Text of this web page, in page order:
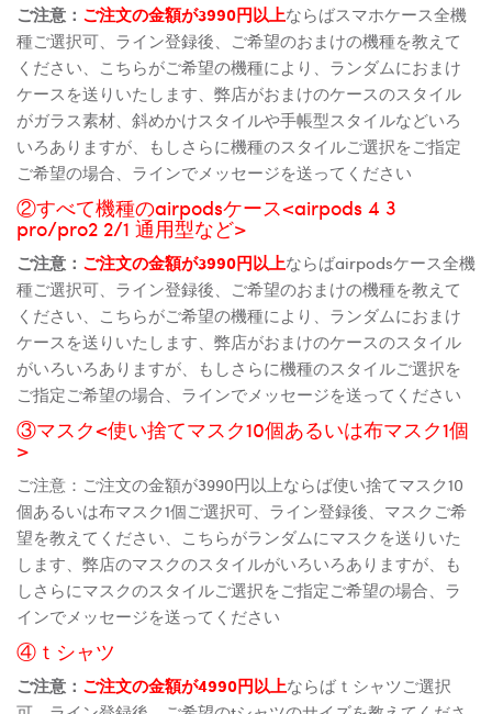
ご注意： ご注文の金額が3990円以上ならばスマホケース全機
種ご選択可、ライン登録後、ご希望のおまけの機種を教えて
ください、こちらがご希望の機種により、ランダムにおまけ
ケースを送りいたします、弊店がおまけのケースのスタイル
がガラス素材、斜めかけスタイルや手帳型スタイルなどいろ
いろありますが、もしさらに機種のスタイルご選択をご指定
ご希望の場合、ラインでメッセージを送ってください
②すべて機種のairpodsケース<airpods 4 3
pro/pro2 2/1 通用型など>
ご注意： ご注文の金額が3990円以上ならばairpodsケース全機
種ご選択可、ライン登録後、ご希望のおまけの機種を教えて
ください、こちらがご希望の機種により、ランダムにおまけ
ケースを送りいたします、弊店がおまけのケースのスタイル
がいろいろありますが、もしさらに機種のスタイルご選択を
ご指定ご希望の場合、ラインでメッセージを送ってください
③マスク<使い捨てマスク10個あるいは布マスク1個
>
ご注意：ご注文の金額が3990円以上ならば使い捨てマスク10
個あるいは布マスク1個ご選択可、ライン登録後、マスクご希
望を教えてください、こちらがランダムにマスクを送りいた
します、弊店のマスクのスタイルがいろいろありますが、も
しさらにマスクのスタイルご選択をご指定ご希望の場合、ラ
インでメッセージを送ってください
④ｔシャツ
ご注意： ご注文の金額が4990円以上ならばｔシャツご選択